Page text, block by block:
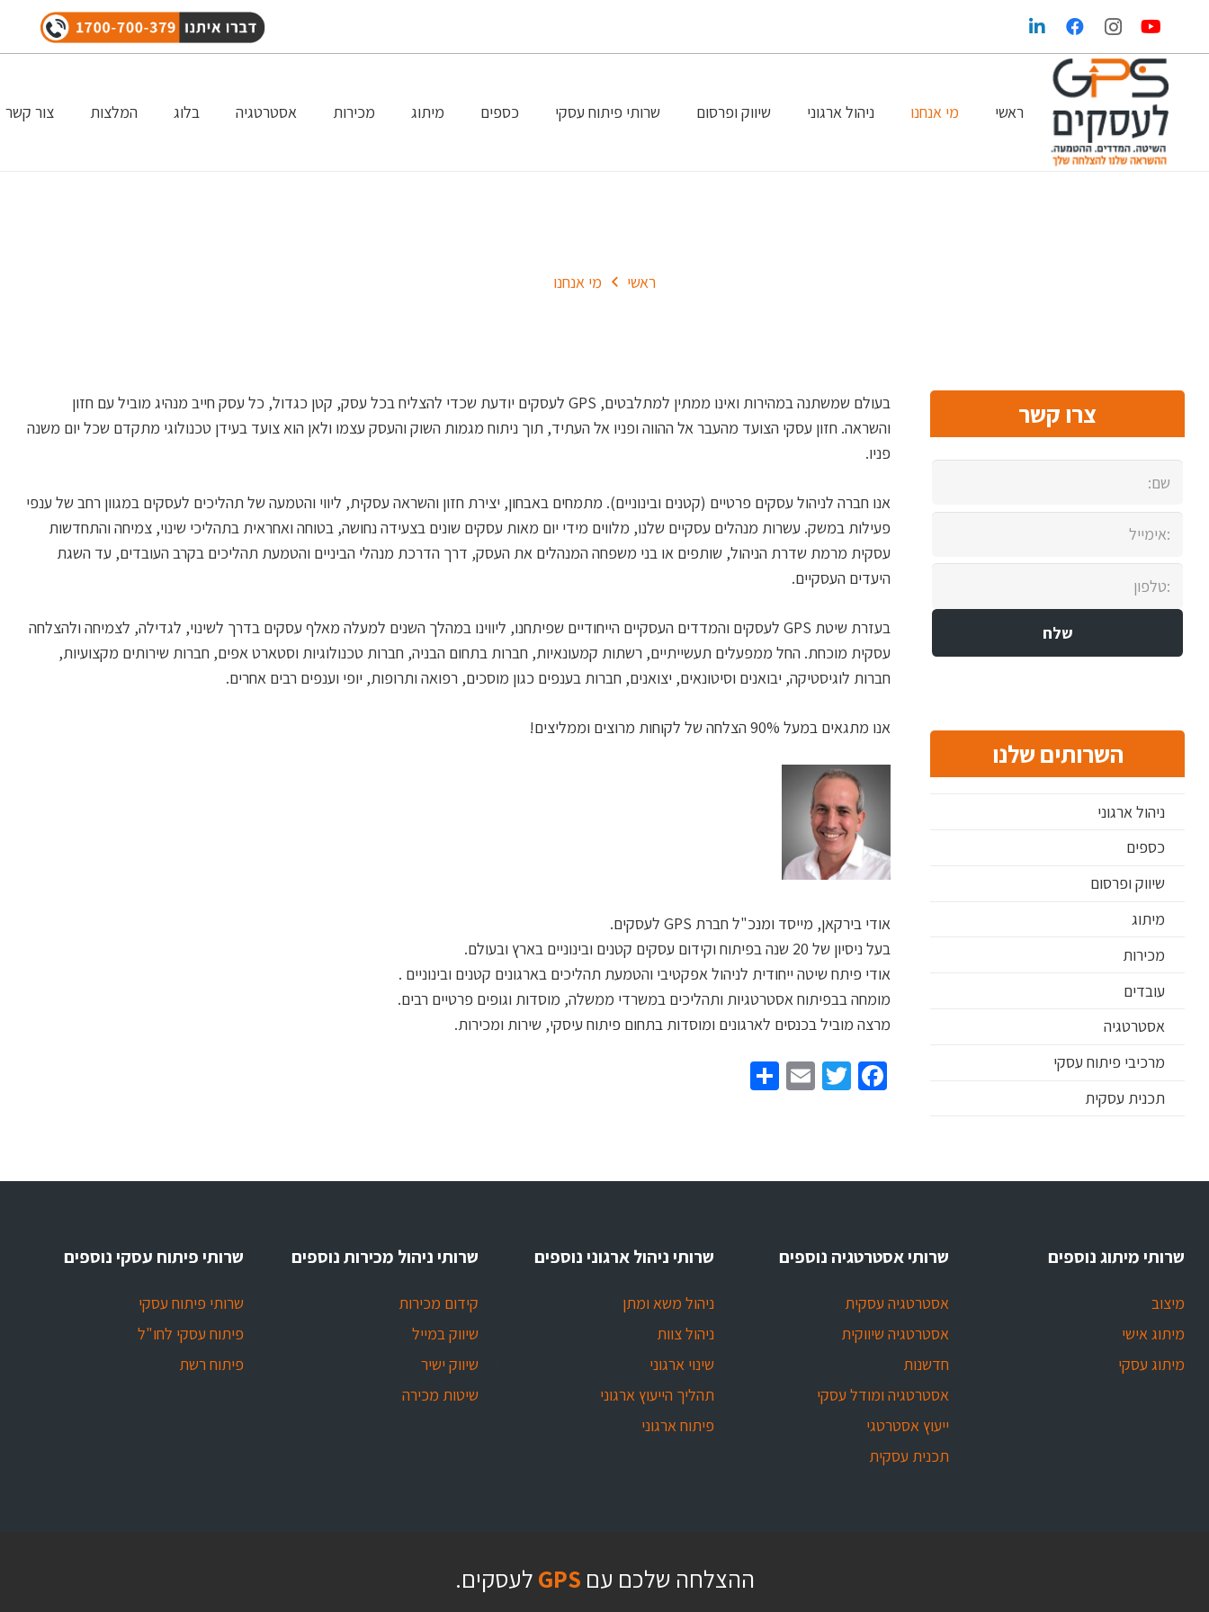
ראשי מי אנחנו ניהול ארגוני שיווק ופרסום שרותי פיתוח עסקי כספים מיתוג מכירות אסטרטגיה בלוג המלצות צור קשר
ראשי מי אנחנו
בעולם שמשתנה במהירות ואינו ממתין למתלבטים, GPS לעסקים יודעת שכדי להצליח בכל עסק, קטן כגדול, כל עסק חייב מנהיג מוביל עם חזון
והשראה. חזון עסקי הצועד מהעבר אל ההווה ופניו אל העתיד, תוך ניתוח מגמות השוק והעסק עצמו ולאן הוא צועד בעידן טכנולוגי מתקדם שכל יום משנה
פניו.
אנו חברה לניהול עסקים פרטיים (קטנים ובינוניים). מתמחים באבחון, יצירת חזון והשראה עסקית, ליווי והטמעה של תהליכים לעסקים במגוון רחב של ענפי
פעילות במשק. עשרות מנהלים עסקיים שלנו, מלווים מידי יום מאות עסקים שונים בצעידה נחושה, בטוחה ואחראית בתהליכי שינוי, צמיחה והתחדשות
עסקית מרמת שדרת הניהול, שותפים או בני משפחה המנהלים את העסק, דרך הדרכת מנהלי הביניים והטמעת תהליכים בקרב העובדים, עד השגת
היעדים העסקיים.
בעזרת שיטת GPS לעסקים והמדדים העסקיים הייחודיים שפיתחנו, ליווינו במהלך השנים למעלה מאלף עסקים בדרך לשינוי, לגדילה, לצמיחה ולהצלחה
עסקית מוכחת. החל ממפעלים תעשייתיים, רשתות קמעונאיות, חברות בתחום הבניה, חברות טכנולוגיות וסטארט אפים, חברות שירותים מקצועיות,
חברות לוגיסטיקה, יבואנים וסיטונאים, יצואנים, חברות בענפים כגון מוסכים, רפואה ותרופות, יופי וענפים רבים אחרים.
אנו מתגאים במעל 90% הצלחה של לקוחות מרוצים וממליצים!
אודי בירקאן, מייסד ומנכ"ל חברת GPS לעסקים.
בעל ניסיון של 20 שנה בפיתוח וקידום עסקים קטנים ובינוניים בארץ ובעולם.
אודי פיתח שיטה ייחודית לניהול אפקטיבי והטמעת תהליכים בארגונים קטנים ובינוניים .
מומחה בבפיתוח אסטרטגיות ותהליכים במשרדי ממשלה, מוסדות וגופים פרטיים רבים.
מרצה מוביל בכנסים לארגונים ומוסדות בתחום פיתוח עיסקי, שירות ומכירות.
Facebook
Twitter
Email
צרו קשר
השרותים שלנו
ניהול ארגוני
כספים
שיווק ופרסום
מיתוג
מכירות
עובדים
אסטרטגיה
מרכיבי פיתוח עסקי
תכנית עסקית
שרותי מיתוג נוספים
מיצוב
מיתוג אישי
מיתוג עסקי
שרותי אסטרטגיה נוספים
אסטרטגיה עסקית
אסטרטגיה שיווקית
חדשנות
אסטרטגיה ומודל עסקי
ייעוץ אסטרטגי
תכנית עסקית
שרותי ניהול ארגוני נוספים
ניהול משא ומתן
ניהול צוות
שינוי ארגוני
תהליך הייעוץ ארגוני
פיתוח ארגוני
שרותי ניהול מכירות נוספים
קידום מכירות
שיווק במייל
שיווק ישיר
שיטות מכירה
שרותי פיתוח עסקי נוספים
שרותי פיתוח עסקי
פיתוח עסקי לחו"ל
פיתוח רשת
ההצלחה שלכם עם GPSלעסקים.